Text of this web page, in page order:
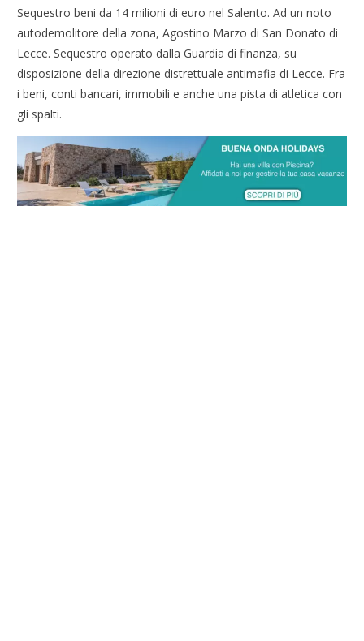
Sequestro beni da 14 milioni di euro nel Salento. Ad un noto
autodemolitore della zona, Agostino Marzo di San Donato di
Lecce. Sequestro operato dalla Guardia di finanza, su
disposizione della direzione distrettuale antimafia di Lecce. Fra
i beni, conti bancari, immobili e anche una pista di atletica con
gli spalti.